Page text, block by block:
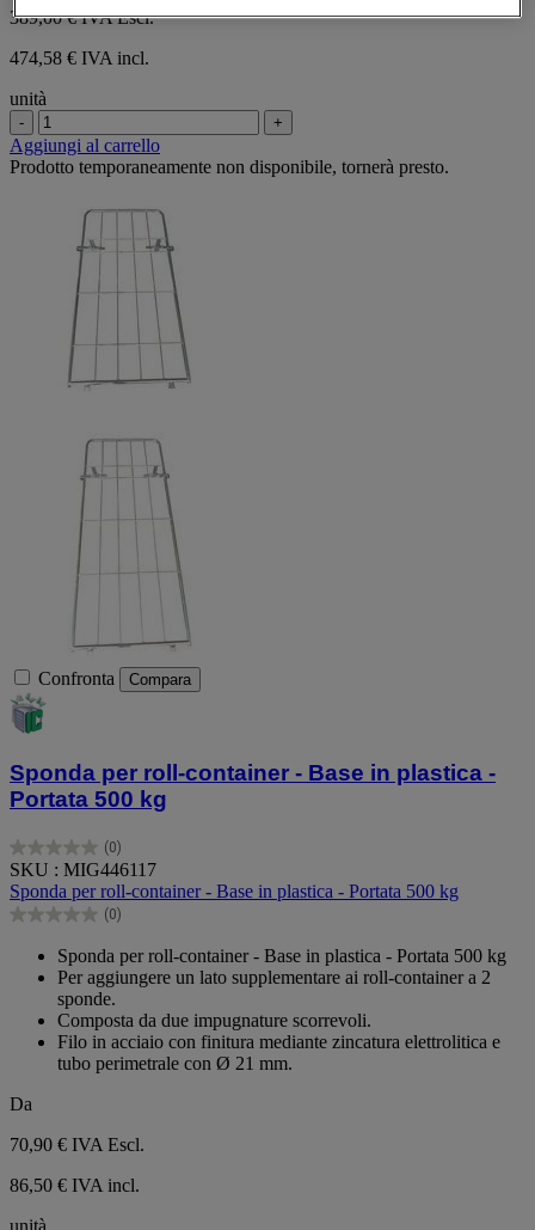
389,00 €IVA Escl.
474,58 € IVA incl.
unità
- +
Aggiungi al carrello
Prodotto temporaneamente non disponibile, tornerà presto.
Confronta Compara
Sponda per roll-container - Base in plastica -
Portata 500 kg
(0)
0.0
su
5
stelle.
SKU : MIG446117
Sponda per roll-container - Base in plastica - Portata 500 kg
(0)
0.0
Sponda per roll-container - Base in plastica - Portata 500 kg
Per aggiungere un lato supplementare ai roll-container a 2
sponde.
Composta da due impugnature scorrevoli.
Filo in acciaio con finitura mediante zincatura elettrolitica e
tubo perimetrale con Ø 21 mm.
Da
70,90 € IVA Escl.
86,50 € IVA incl.